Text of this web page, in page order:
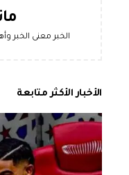
الخبر معنى الخبر
الأخبار الأكثر متابعة